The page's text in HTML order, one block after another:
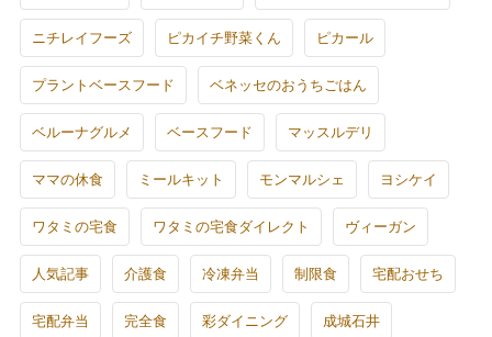
ニチレイフーズ ピカイチ野菜くん ピカール
プラントベースフード ベネッセのおうちごはん
ベルーナグルメ ベースフード マッスルデリ
ママの休食 ミールキット モンマルシェ ヨシケイ
ワタミの宅食 ワタミの宅食ダイレクト ヴィーガン
人気記事 介護食 冷凍弁当 制限食 宅配おせち
宅配弁当 完全食 彩ダイニング 成城石井